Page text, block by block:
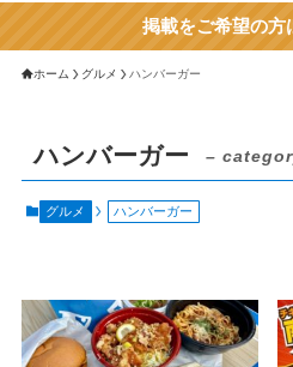
掲載をご希望の方
ホーム グルメ ハンバーガー
ハンバーガー –
グルメ ハンバーガー